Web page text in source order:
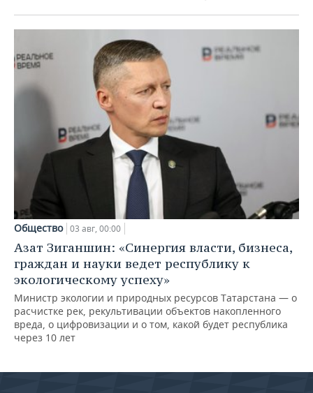
Общество 03 авг, 00:00
Азат Зиганшин: «Синергия власти, бизнеса,
граждан и науки ведет республику к
экологическому успеху»
Министр экологии и природных ресурсов Татарстана — о
расчистке рек, рекультивации объектов накопленного
вреда, о цифровизации и о том, какой будет республика
через 10 лет